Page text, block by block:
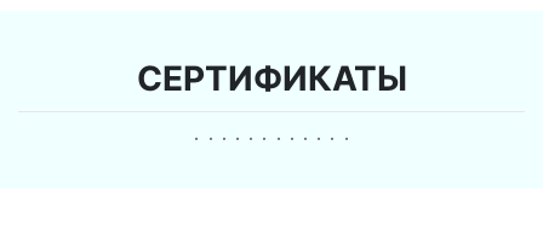
СЕРТИФИКАТЫ